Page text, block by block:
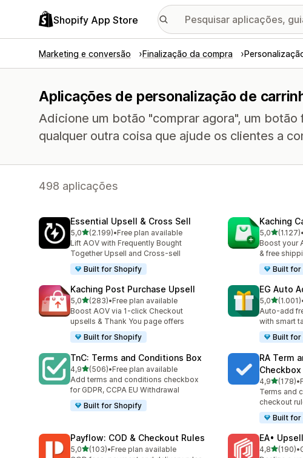
Shopify App Store
Marketing e conversão Finalização da compra
Aplicações de personalização de
Adicione um botão "comprar agora", um
qualquer outra coisa que ajude os clientes a
498 aplicações
Essential Upsell & Cross Sell
5,0de 5 estrelas
(2.199)
2199 total de avaliações
•Free plan available
Lift AOV with Frequently Bought
Together Upsell and Cross-sell
Built for Shopify
Kaching
5,0de 5(1.127)
1127 total •
Boost your
& free
Built for
Kaching Post Purchase Upsell
5,0de 5 estrelas
(283)
283 total de avaliações
•Free plan available
Boost AOV via 1-click Checkout
upsells & Thank You page offers
Built for Shopify
EG Auto
5,0de 5(1.001)
1001 total
Auto-add
with smart
Built for
TnC: Terms and Conditions Box
4,9de 5 estrelas
(506)
506 total de avaliações
•Free plan available
Add terms and conditions checkbox
for GDPR, CCPA EU Withdrawal
Built for Shopify
RA Term
Checkbox
4,9de 5(178)
178 total de
•
Terms and
checkout
Built for
Payflow: COD & Checkout Rules
5,0de 5 estrelas
(103)
103 total de avaliações
•Free plan available
EA•
4,8de 5(190)
190 total de•